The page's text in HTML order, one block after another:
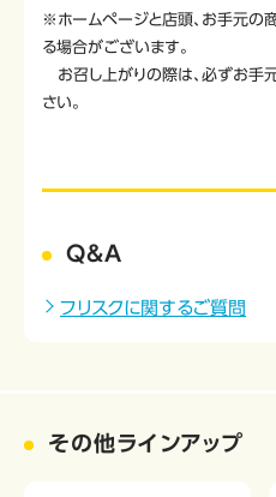
※ホームページと店頭、お手元の
る場合がございます。
お召し上がりの際は、必ずお手
さい。
Q&A
フリスクに関するご質問
その他ラインアップ